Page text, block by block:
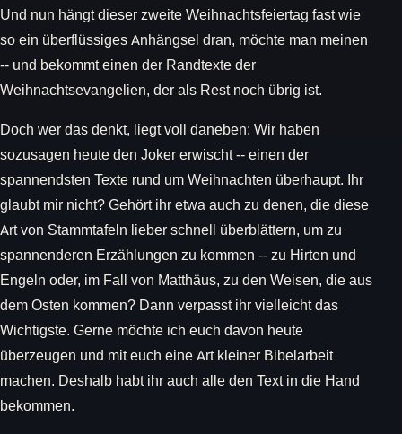
Und nun hängt dieser zweite Weihnachtsfeiertag fast wie
so ein überflüssiges Anhängsel dran, möchte man meinen
-- und bekommt einen der Randtexte der
Weihnachtsevangelien, der als Rest noch übrig ist.
Doch wer das denkt, liegt voll daneben: Wir haben
sozusagen heute den Joker erwischt -- einen der
spannendsten Texte rund um Weihnachten überhaupt. Ihr
glaubt mir nicht? Gehört ihr etwa auch zu denen, die diese
Art von Stammtafeln lieber schnell überblättern, um zu
spannenderen Erzählungen zu kommen -- zu Hirten und
Engeln oder, im Fall von Matthäus, zu den Weisen, die aus
dem Osten kommen? Dann verpasst ihr vielleicht das
Wichtigste. Gerne möchte ich euch davon heute
überzeugen und mit euch eine Art kleiner Bibelarbeit
machen. Deshalb habt ihr auch alle den Text in die Hand
bekommen.